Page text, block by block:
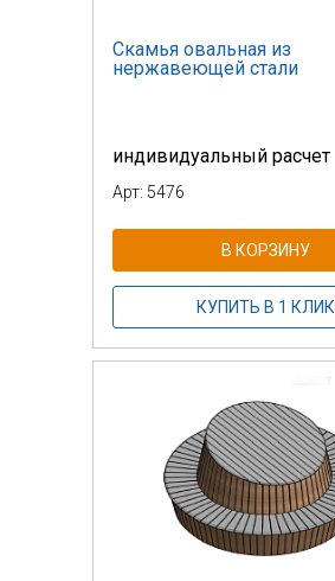
Скамья овальная из
нержавеющей стали
индивидуальный расчет
Арт: 5476
В КОРЗИНУ
КУПИТЬ В 1 КЛИК